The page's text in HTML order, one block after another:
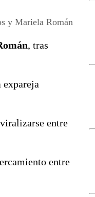
y Mariela Román
, tras
expareja
entre
entre